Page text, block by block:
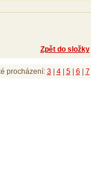
Zpět do složky
procházení: 3| 4| 5| 6 7